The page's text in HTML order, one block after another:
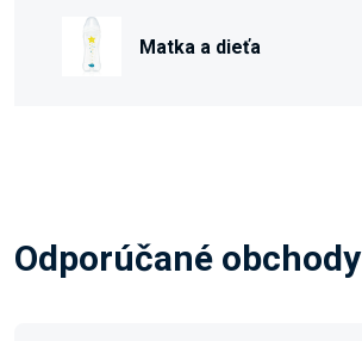
Matka a dieťa
Odporúčané obchody